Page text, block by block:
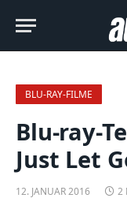
BLU-RAY-FILME
Blu-ray-
Just Let
12. JANUAR 2016 2